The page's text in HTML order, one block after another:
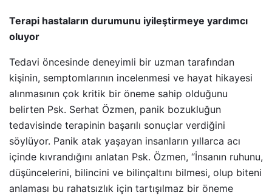
Terapi hastaların durumunu iyileştirmeye yardımcı
oluyor
Tedavi öncesinde deneyimli bir uzman tarafından
kişinin, semptomlarının incelenmesi ve hayat hikayesi
alınmasının çok kritik bir öneme sahip olduğunu
belirten Psk. Serhat Özmen, panik bozukluğun
tedavisinde terapinin başarılı sonuçlar verdiğini
söylüyor. Panik atak yaşayan insanların yıllarca acı
içinde kıvrandığını anlatan Psk. Özmen, “İnsanın ruhunu,
düşüncelerini, bilincini ve bilinçaltını bilmesi, olup biteni
anlaması bu rahatsızlık için tartışılmaz bir öneme